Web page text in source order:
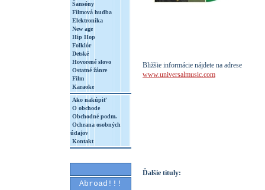
Šansóny
Filmová hudba
Elektronika
New age
Hip Hop
Folklór
Detské
Hovorené slovo
Ostatné žánre
Film
Karaoke
Ako nakúpiť
O obchode
Obchodné podm.
Ochrana osobných
údajov
Kontakt
Abroad!!!
Bližšie informácie nájdete na adrese
www.universalmusic.com
Ďalšie tituly: